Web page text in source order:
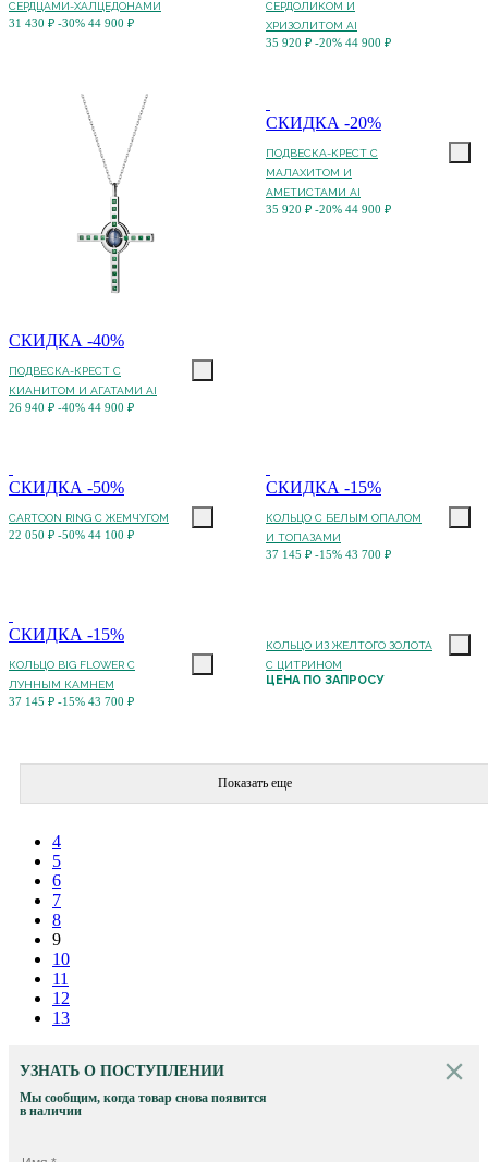
СЕРДЦАМИ-ХАЛЦЕДОНАМИ
31 430 ₽ -30% 44 900 ₽
СЕРДОЛИКОМ И
ХРИЗОЛИТОМ AI
35 920 ₽ -20% 44 900 ₽
СКИДКА -40%
ПОДВЕСКА-КРЕСТ С
КИАНИТОМ И АГАТАМИ AI
26 940 ₽ -40% 44 900 ₽
СКИДКА -20%
ПОДВЕСКА-КРЕСТ С
МАЛАХИТОМ И
АМЕТИСТАМИ AI
35 920 ₽ -20% 44 900 ₽
СКИДКА -50%
CARTOON RING С ЖЕМЧУГОМ
22 050 ₽ -50% 44 100 ₽
СКИДКА -15%
КОЛЬЦО С БЕЛЫМ ОПАЛОМ
И ТОПАЗАМИ
37 145 ₽ -15% 43 700 ₽
СКИДКА -15%
КОЛЬЦО BIG FLOWER С
ЛУННЫМ КАМНЕМ
37 145 ₽ -15% 43 700 ₽
КОЛЬЦО ИЗ ЖЕЛТОГО ЗОЛОТА
С ЦИТРИНОМ
ЦЕНА ПО ЗАПРОСУ
Показать еще
4
5
6
7
8
9
10
11
12
13
УЗНАТЬ О ПОСТУПЛЕНИИ
Мы сообщим, когда товар снова появится
в наличии